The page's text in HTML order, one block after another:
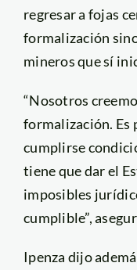
regresar a fojas
formalización
mineros que sí
“Nosotros
formalización. Es
cumplirse
tiene que dar el
imposibles
cumplible”,
Ipenza dijo